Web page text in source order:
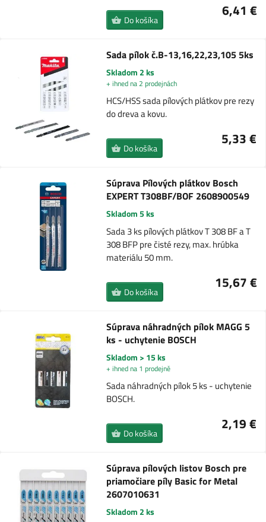
6,41 €
Do košíka
Sada pílok č.B-13,16,22,23,105 5ks
Skladom 2 ks
+ ihned na 2 prodejnách
HCS/HSS sada pílových plátkov pre rezy
do dreva a kovu.
5,33 €
Do košíka
Súprava Pílových plátkov Bosch
EXPERT T308BF/BOF 2608900549
Skladom 5 ks
Sada 3 ks pílových plátkov T 308 BF a T
308 BFP pre čisté rezy, max. hrúbka
materiálu 50 mm.
15,67 €
Do košíka
Súprava náhradných pílok MAGG 5
ks - uchytenie BOSCH
Skladom > 15 ks
+ ihned na 1 prodejně
Sada náhradných pílok 5 ks - uchytenie
BOSCH.
2,19 €
Do košíka
Súprava pílových listov Bosch pre
priamočiare píly Basic for Metal
2607010631
Skladom 2 ks